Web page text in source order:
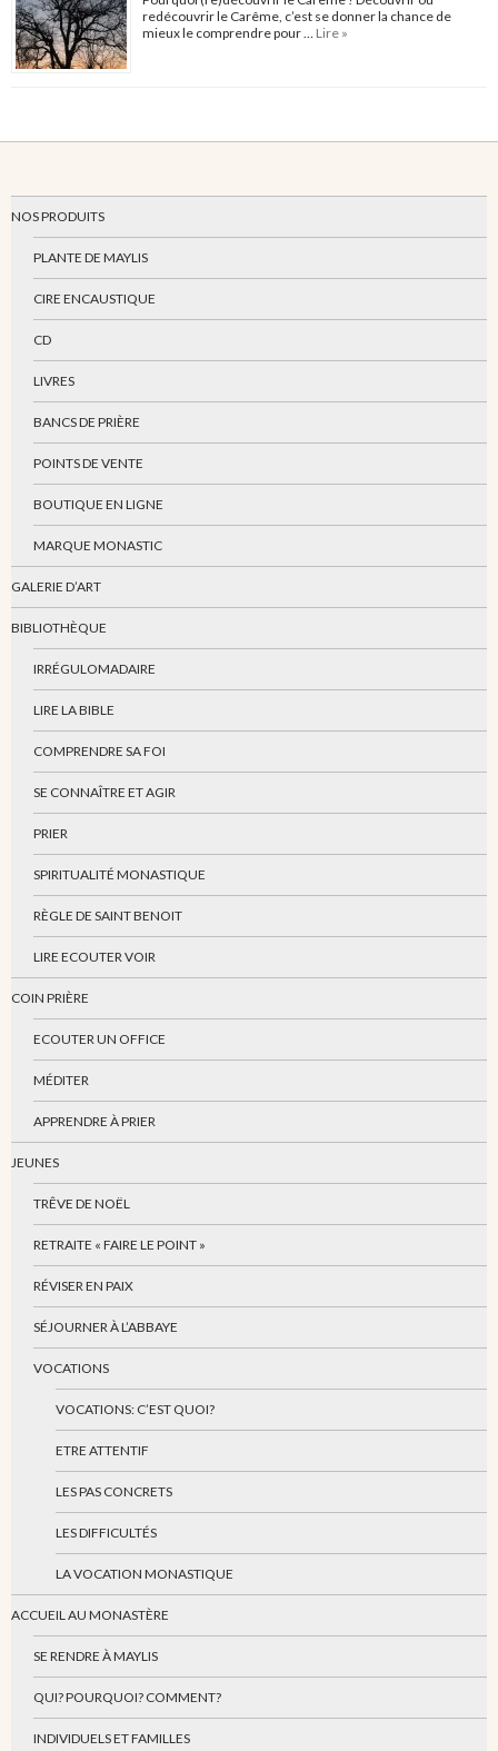
redécouvrir le Carême, c’est se donner la chance de
mieux le comprendre pour … Lire »
NOS PRODUITS
PLANTE DE MAYLIS
CIRE ENCAUSTIQUE
CD
LIVRES
BANCS DE PRIÈRE
POINTS DE VENTE
BOUTIQUE EN LIGNE
MARQUE MONASTIC
GALERIE D’ART
BIBLIOTHÈQUE
IRRÉGULOMADAIRE
LIRE LA BIBLE
COMPRENDRE SA FOI
SE CONNAÎTRE ET AGIR
PRIER
SPIRITUALITÉ MONASTIQUE
RÈGLE DE SAINT BENOIT
LIRE ECOUTER VOIR
COIN PRIÈRE
ECOUTER UN OFFICE
MÉDITER
APPRENDRE À PRIER
JEUNES
TRÊVE DE NOËL
RETRAITE « FAIRE LE POINT »
RÉVISER EN PAIX
SÉJOURNER À L’ABBAYE
VOCATIONS
VOCATIONS: C’EST QUOI?
ETRE ATTENTIF
LES PAS CONCRETS
LES DIFFICULTÉS
LA VOCATION MONASTIQUE
ACCUEIL AU MONASTÈRE
SE RENDRE À MAYLIS
QUI? POURQUOI? COMMENT?
INDIVIDUELS ET FAMILLES